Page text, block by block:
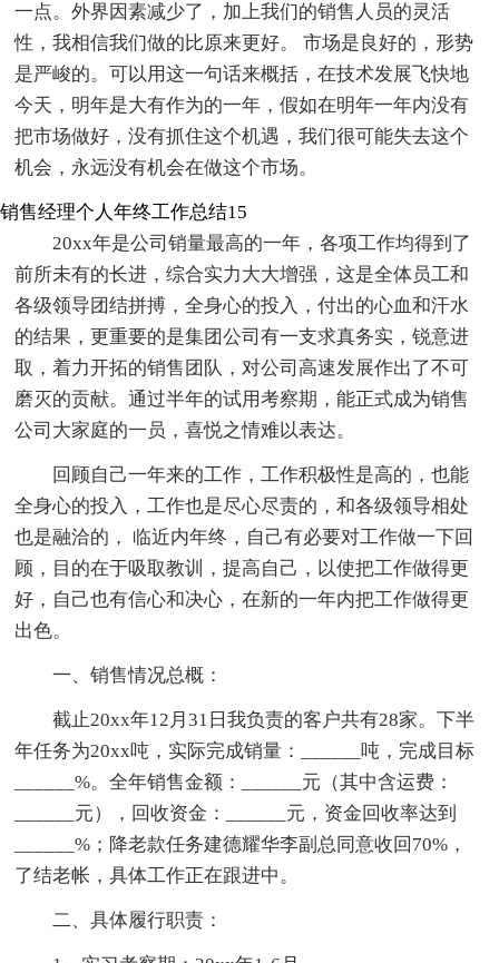
一点。外界因素减少了，加上我们的销售人员的灵活
性，我相信我们做的比原来更好。 市场是良好的，形势
是严峻的。可以用这一句话来概括，在技术发展飞快地
今天，明年是大有作为的一年，假如在明年一年内没有
把市场做好，没有抓住这个机遇，我们很可能失去这个
机会，永远没有机会在做这个市场。
销售经理个人年终工作总结15
20xx年是公司销量最高的一年，各项工作均得到了
前所未有的长进，综合实力大大增强，这是全体员工和
各级领导团结拼搏，全身心的投入，付出的心血和汗水
的结果，更重要的是集团公司有一支求真务实，锐意进
取，着力开拓的销售团队，对公司高速发展作出了不可
磨灭的贡献。通过半年的试用考察期，能正式成为销售
公司大家庭的一员，喜悦之情难以表达。
回顾自己一年来的工作，工作积极性是高的，也能
全身心的投入，工作也是尽心尽责的，和各级领导相处
也是融洽的， 临近内年终，自己有必要对工作做一下回
顾，目的在于吸取教训，提高自己，以使把工作做得更
好，自己也有信心和决心，在新的一年内把工作做得更
出色。
一、销售情况总概：
截止20xx年12月31日我负责的客户共有28家。下半
年任务为20xx吨，实际完成销量：______吨，完成目标
______%。全年销售金额：______元（其中含运费：
______元），回收资金：______元，资金回收率达到
______%；降老款任务建德耀华李副总同意收回70%，
了结老帐，具体工作正在跟进中。
二、具体履行职责：